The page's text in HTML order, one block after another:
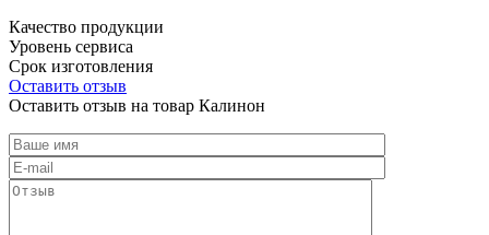
Качество продукции
Уровень сервиса
Срок изготовления
Оставить отзыв
Оставить отзыв на товар Калинон